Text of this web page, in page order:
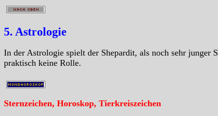
5. Astrologie
In der Astrologie spielt der Shepardit, als noch sehr junger
praktisch keine Rolle.
Sternzeichen, Horoskop, Tierkreiszeichen